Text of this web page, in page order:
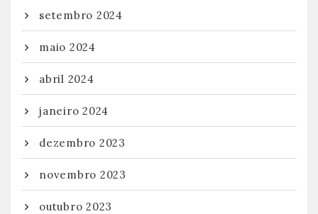
setembro 2024
maio 2024
abril 2024
janeiro 2024
dezembro 2023
novembro 2023
outubro 2023